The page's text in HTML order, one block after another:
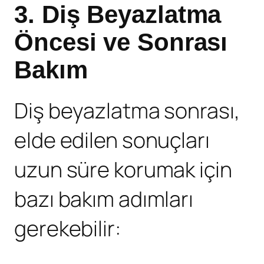
3. Diş Beyazlatma
Öncesi ve Sonrası
Bakım
Diş beyazlatma sonrası,
elde edilen sonuçları
uzun süre korumak için
bazı bakım adımları
gerekebilir: